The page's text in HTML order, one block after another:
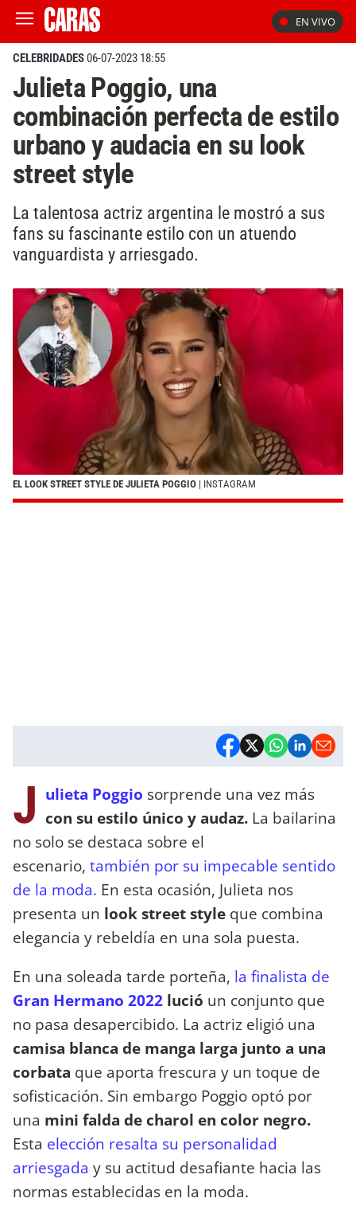
EN VIVO
CELEBRIDADES06-07-2023 18:55
Julieta Poggio, una
combinación perfecta de estilo
urbano y audacia en su look
street style
La talentosa actriz argentina le mostró a sus
fans su fascinante estilo con un atuendo
vanguardista y arriesgado.
EL LOOK STREET STYLE DE JULIETA POGGIO | INSTAGRAM
J ulieta Poggio sorprende una vez más
con su estilo único y audaz. La bailarina
no solo se destaca sobre el
escenario, también por su impecable sentido
de la moda. En esta ocasión, Julieta nos
presenta un look street style que combina
elegancia y rebeldía en una sola puesta.
En una soleada tarde porteña, la finalista de
Gran Hermano 2022 lució un conjunto que
no pasa desapercibido. La actriz eligió una
camisa blanca de manga larga junto a una
corbata que aporta frescura y un toque de
sofisticación. Sin embargo Poggio optó por
una mini falda de charol en color negro.
Esta elección resalta su personalidad
arriesgada y su actitud desafiante hacia las
normas establecidas en la moda.